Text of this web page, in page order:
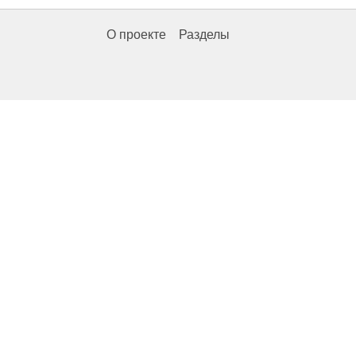
О проекте Разделы